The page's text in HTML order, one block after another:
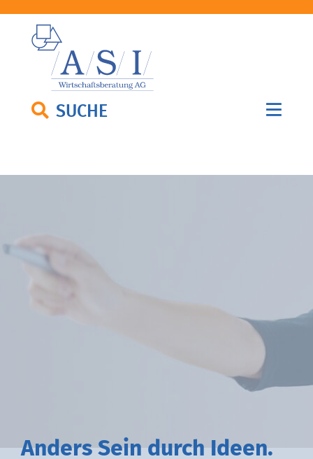
SUCHE
Anders Sein durch deen.